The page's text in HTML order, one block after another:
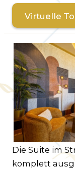
Virtuelle
Die Suite im
komplett